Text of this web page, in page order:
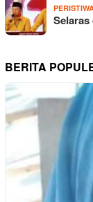
BERITA